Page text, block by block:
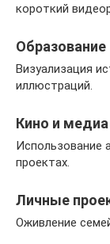
короткий
Образование
Визуализация
иллюстраций.
Кино и медиа
Использование
проектах.
Личные
Оживление